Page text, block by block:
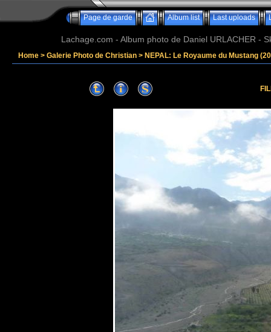
Page de garde Album list Last uploads
Lachage.com - Album photo de Daniel URLACHER -
Home > Galerie Photo de Christian > NEPAL: Le Royaume du Mustang